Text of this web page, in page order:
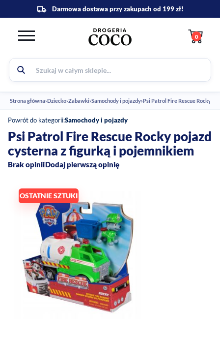
0
Strona główna›Dziecko›Zabawki›Samochody i pojazdy›Psi Patrol Fire Rescue Rocky
OSTATNIE SZTUKI
Powrót do kategorii:Samochody i pojazdy
Psi Patrol Fire Rescue Rocky pojazd
cysterna z figurką i pojemnikiem
Brak opiniiDodaj pierwszą opinię